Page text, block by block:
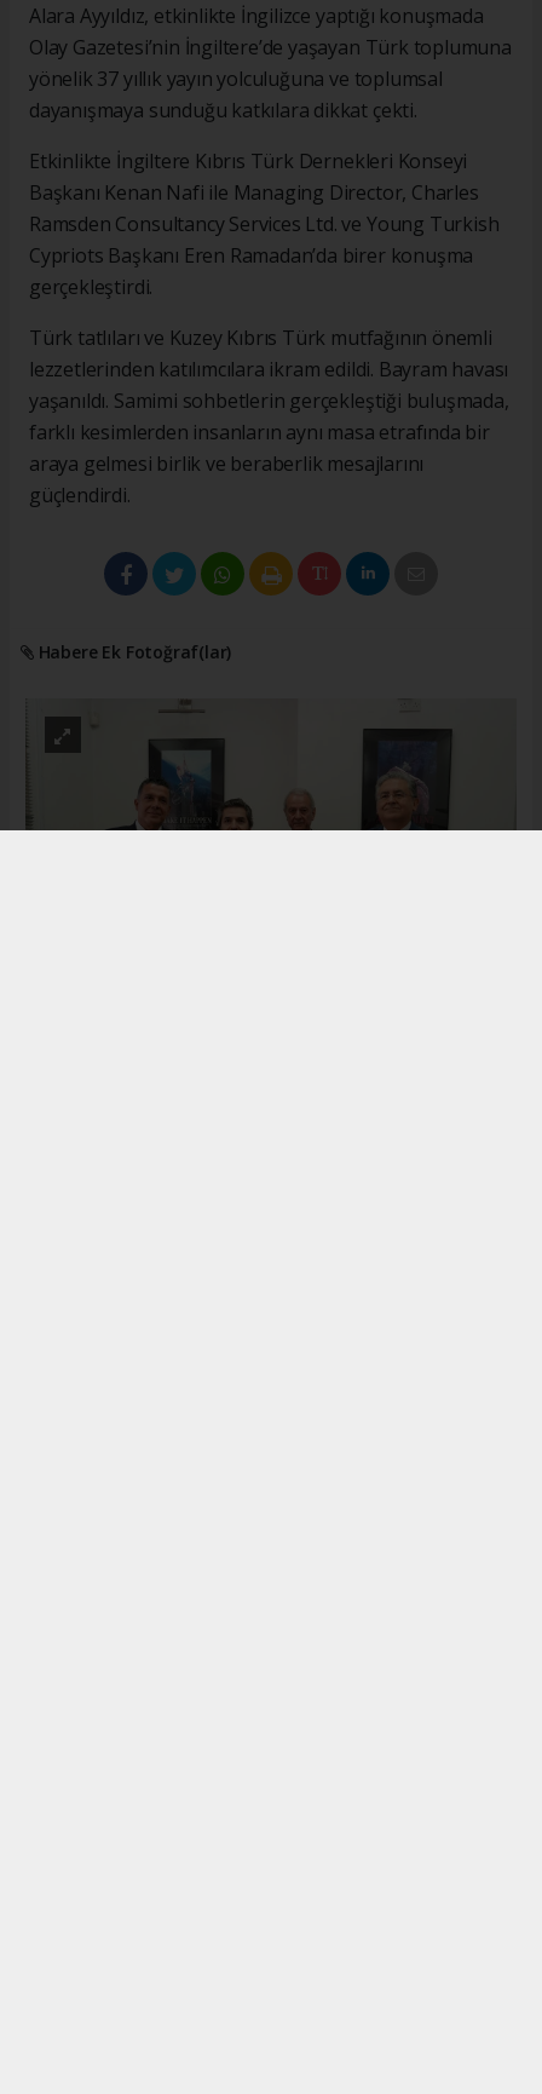
Alara Ayyıldız, etkinlikte İngilizce yaptığı konuşmada
Olay Gazetesi’nin İngiltere’de yaşayan Türk toplumuna
yönelik 37 yıllık yayın yolculuğuna ve toplumsal
dayanışmaya sunduğu katkılara dikkat çekti.
Etkinlikte İngiltere Kıbrıs Türk Dernekleri Konseyi
Başkanı Kenan Nafi ile Managing Director, Charles
Ramsden Consultancy Services Ltd. ve Young Turkish
Cypriots Başkanı Eren Ramadan’da birer konuşma
gerçekleştirdi.
Türk tatlıları ve Kuzey Kıbrıs Türk mutfağının önemli
lezzetlerinden katılımcılara ikram edildi. Bayram havası
yaşanıldı. Samimi sohbetlerin gerçekleştiği buluşmada,
farklı kesimlerden insanların aynı masa etrafında bir
araya gelmesi birlik ve beraberlik mesajlarını
güçlendirdi.
Habere Ek Fotoğraf(lar)